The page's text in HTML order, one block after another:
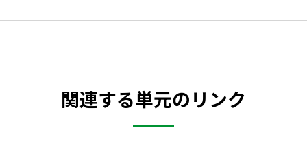
関連する単元のリンク